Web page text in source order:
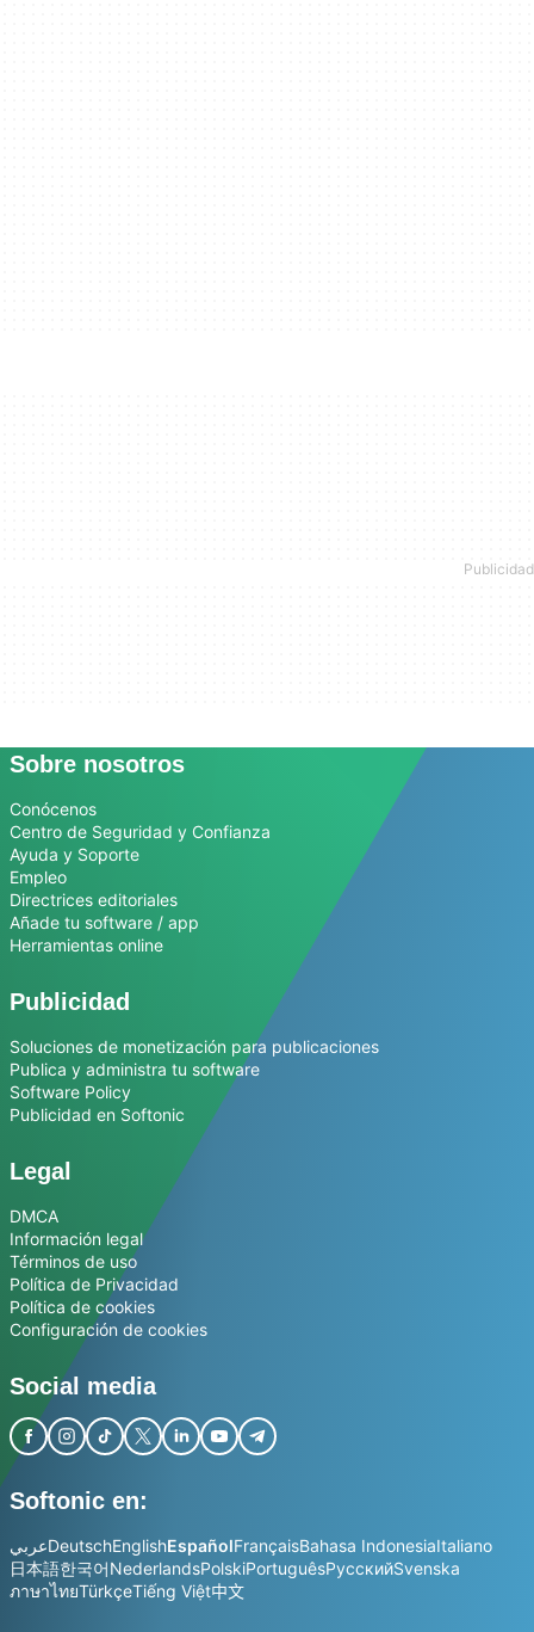
Sobre nosotros
Conócenos
Centro de Seguridad y Confianza
Ayuda y Soporte
Empleo
Directrices editoriales
Añade tu software / app
Herramientas online
Publicidad
Soluciones de monetización para publicaciones
Publica y administra tu software
Software Policy
Publicidad en Softonic
Legal
DMCA
Información legal
Términos de uso
Política de Privacidad
Política de cookies
Configuración de cookies
Social media
Softonic en:
عربيDeutschEnglishEspañolFrançaisBahasa IndonesiaItaliano
日本語한국어NederlandsPolskiPortuguêsРусскийSvenska
ภาษาไทยTürkçeTiếng Việt中文